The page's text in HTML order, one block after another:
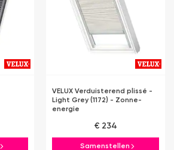
VELUX Verduisterend plissé -
Light Grey (1172) - Zonne-
energie
€ 234
Samenstellen